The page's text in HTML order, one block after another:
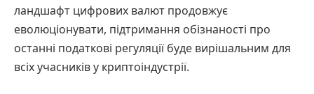
ландшафт цифрових валют продовжує
еволюціонувати, підтримання обізнаності про
останні податкові регуляції буде вирішальним для
всіх учасників у криптоіндустрії.